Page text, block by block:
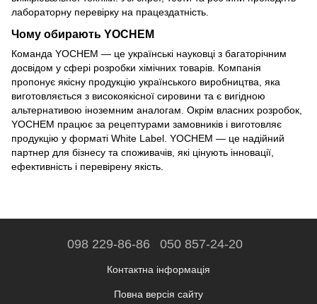
лабораторну перевірку на працездатність.
Чому обирають YOCHEM
Команда YOCHEM — це українські науковці з багаторічним
досвідом у сфері розробки хімічних товарів. Компанія
пропонує якісну продукцію українського виробництва, яка
виготовляється з високоякісної сировини та є вигідною
альтернативою іноземним аналогам. Окрім власних розробок,
YOCHEM працює за рецептурами замовників і виготовляє
продукцію у форматі White Label. YOCHEM — це надійний
партнер для бізнесу та споживачів, які цінують інновації,
ефективність і перевірену якість.
098 229-86-86 050 857-24-20
Контактна інформація
Повна версія сайту